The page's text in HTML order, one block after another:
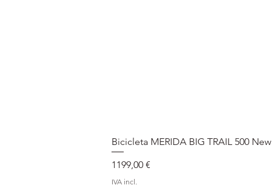
Bicicleta MERIDA BIG TRAIL 500 New
Preço
1199,00 €
IVA incl.